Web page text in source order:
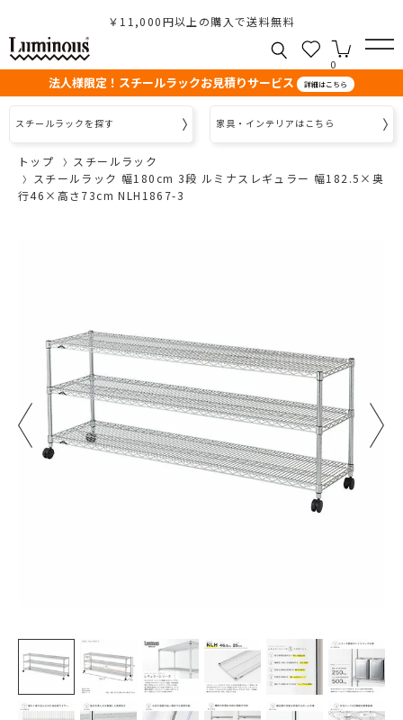
￥11,000円以上の購入で送料無料
0
法人様限定！スチールラックお見積りサービス 詳細はこちら
スチールラックを探す 家具・インテリアはこちら
トップ
スチールラック
スチールラック 幅180cm 3段 ルミナスレギュラー 幅182.5×奥
行46×高さ73cm NLH1867-3